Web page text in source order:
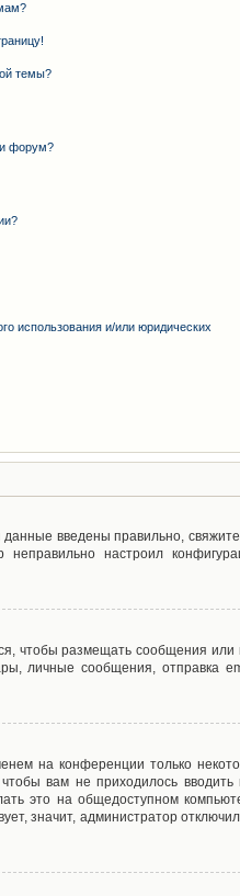
темы?
форум?
использования и/или юридических
введены правильно,
настроил
чтобы размещать сообщения или
личные сообщения, отправка
на конференции только
вам не приходилось вводить
это на общедоступном
значит, администратор